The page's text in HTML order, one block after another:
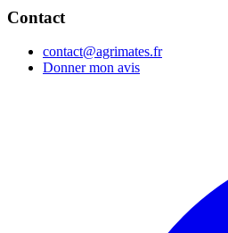
Contact
contact@agrimates.fr
Donner mon avis